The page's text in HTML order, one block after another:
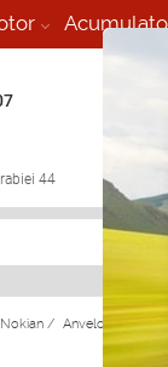
44
Nokian / Anvelope de